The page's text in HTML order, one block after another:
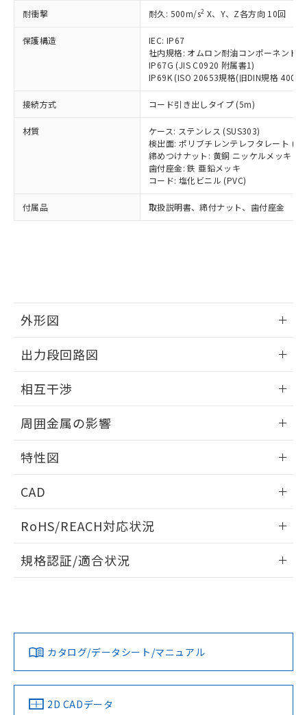
耐衝撃 耐久: 500m/s2 X、Y、Z各方向 10回
保護構造
IEC: IP67
社内規格: オムロン耐油コンポーネント
IP67G (JIS C0920 附属書1)
IP69K (ISO 20653規格(旧DIN規格
接続方式 コード引き出しタイプ (5m)
材質
ケース: ステンレス (SUS303)
検出面: ポリブチレンテレフタレート
締めつけナット: 黄銅 ニッケルメッキ
歯付座金: 鉄 亜鉛メッキ
コード: 塩化ビニル (PVC)
付属品 取扱説明書、締付ナット、歯付座金
外形図
外形図
出力段回路図
出力段回路図
タイムチャート
相互干渉
相互干渉
A: 80mm以上、B: 60mm以上
周囲金属の影響
周囲金属の影響
特性図
検出物体の大きさと材質による影響
CAD
ドすることができます。
ログイン/会員登録
ダウンロードデータをご利用いただく前に、以下を必ずお読
みください。
ソフトウェアの使用条件
RoHS/REACH対応状況
EU RoHS 注意事項・凡例
対応済み
中国 RoHS 注意事項・凡例
規格認証/適合状況
LR型式承認
（イギリス
船舶規格）
DNV型式承認
（ノルウェー
BV型式承認
（フランス
KR型式
（韓国
カタログ/データシート/マニュアル
2D CADデータ
覧された時点での実際の在庫および標
準価格とは異なる場合があることをご
了承ください。
正式な納期状況および標準価格はお客
様のお取引先、またはお客様担当のオ
ムロン制御機器販売店・当社販売員に
ご相談ください。
オムロン制御機器販売店や当社販売拠
販売ネットワーク
」をご確認
在庫状況および標準価格結果を当社の
事前の承諾なく第三者に漏洩または開
示しないようお願いします。
マイパーツ機能（部品リスト作成サー
ビス）をご利用いただくには、I-Web
品・サービスに関するお客様との取
※当社の共同利用者とは、
の共同利用に関して"
用者の範囲」に記載されている法人を
鉛(Pb) 1000ppm以下、 水銀(Hg) 1000ppm以下、 カド
ミウム(Cd) 100ppm以下、
六価クロム(Cr(Ⅵ)) 1000ppm以下、ポリ臭化ビフェニル
類(PBB) 1000ppm以下、ポリ臭化ジフェニルエーテル類
(PBDE) 1000ppm以下、フタル酸ビス(2-エチルヘキシ
ル) (DEHP)(別名：DOP) 1000ppm以下、フタル酸ブチ
ルベンジル（BBP） 1000ppm以下、フタル酸ジブチル
（DBP） 1000ppm以下、フタル酸ジイソブチル
適用除外項目は除く。
フタル酸エステル類の４物質については閾値を超える意
図的な使用がないことを確認しています。
部品在庫の切り替え状況などにより、予定
月が前後することがあります。
とができます。
EU RoHS指令（10物質）の非含有証明書
51物質の非含有証明書（当社基準）
※本証明書は発行日時点で非含有を証明す
るもので、過去に遡って非含有を証明する
ものではありません。
物質の対応では、対応完了までの期間は出
荷製品に未対応品が混在することから備考
欄に対応日を記載しておりました。
既に当社にて対応品への在庫切替を完了
*中国RoHS10物質の基準値 (GB/T26572)：
Pb(鉛) :1000ppm、 Hg(水銀) : 1000ppm、 Cd(カドミウ
Cr(Ⅵ)(六価クロム) : 1000ppm、 PBBs(ポリ臭化ビフェ
ニル類) : 1000ppm、 PBDEs(ポリ臭化ジフェニルエーテ
DBP(フタル酸ジブチル) : 1000ppm、 DIBP(フタル酸ジ
イソブチル) : 1000ppm、 BBP(フタル酸ブチルベンジ
DEHP(フタル酸ビス(2-エチルヘキシル)) : 1000ppm
※2 環境保護使用期限
「ｅ」：有害物質（10物質）のすべてが基
準値以下であることを示します。
「10」：通常の使用状況下において有害物
質が外部に漏えいし、環境に深刻な影響を
及ぼさない年数を意味します。
国政府の輸出許可(または役務取引許
可)を取得するなどの必要な手続きを
当社は規制貨物を破棄する場合は、完
全に破砕するなど、違法に輸出されな
いよう必要な手段を講じます。
当社は貴社製品を、核兵器、ミサイ
ル、化学兵器、生物兵器またはその他
武器並びにこれらの製造装置等に一切
使用いたしません。
当社は、貴社製品を第三者に販売する
場合は、上記1、2および3の内容を当
該第三者に通知します。また当社は、
販売先および販売に係わる関係者が違
法に輸出するおそれがある場合は、取
一定数以上の在庫あり
一定数には満たないが在庫あり
在庫なし(最新の在庫状況につ
いては、お客様のお取引先、ま
たはお客様担当のオムロン制御
機器販売店・当社販売員にご確
認ください)
白
受注生産機種、また在庫状況の
情報を公開していない機種